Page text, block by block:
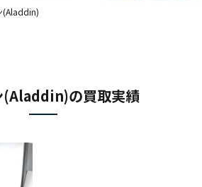
(Aladdin)
(Aladdin)の買取実績